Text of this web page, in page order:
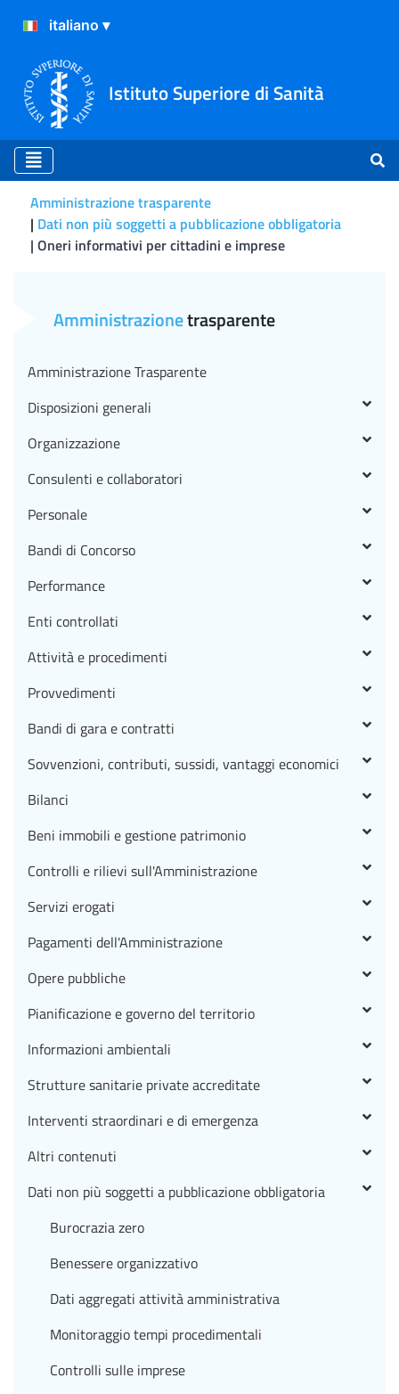
Istituto Superiore di Sanità
Amministrazione trasparente
Dati non più soggetti a pubblicazione obbligatoria
Oneri informativi per cittadini e imprese
Amministrazionetrasparente
Amministrazione Trasparente
Disposizioni generali
Organizzazione
Consulenti e collaboratori
Personale
Bandi di Concorso
Performance
Enti controllati
Attività e procedimenti
Provvedimenti
Bandi di gara e contratti
Sovvenzioni, contributi, sussidi, vantaggi economici
Bilanci
Beni immobili e gestione patrimonio
Controlli e rilievi sull'Amministrazione
Servizi erogati
Pagamenti dell'Amministrazione
Opere pubbliche
Pianificazione e governo del territorio
Informazioni ambientali
Strutture sanitarie private accreditate
Interventi straordinari e di emergenza
Altri contenuti
Dati non più soggetti a pubblicazione obbligatoria
Burocrazia zero
Benessere organizzativo
Dati aggregati attività amministrativa
Monitoraggio tempi procedimentali
Controlli sulle imprese